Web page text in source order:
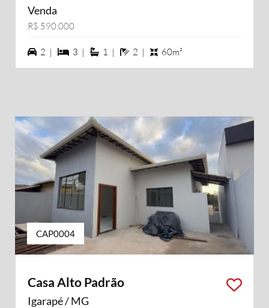
Venda
R$ 590.000
2 vagas na garagem
2 | 3 dormiórios
3 | 1 suítes
1 | 2 banheiros
2 | 60m²
CAP0004
Casa Alto Padrão
Igarapé / MG